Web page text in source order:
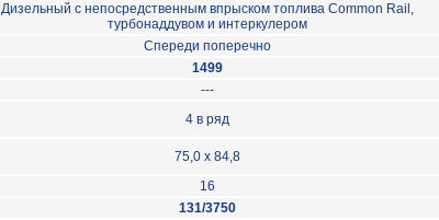
Дизельный с непосредственным впрыском топлива Common Rail,
турбонаддувом и интеркулером
Спереди поперечно
1499
---
4 в ряд
75,0 x 84,8
16
131/3750